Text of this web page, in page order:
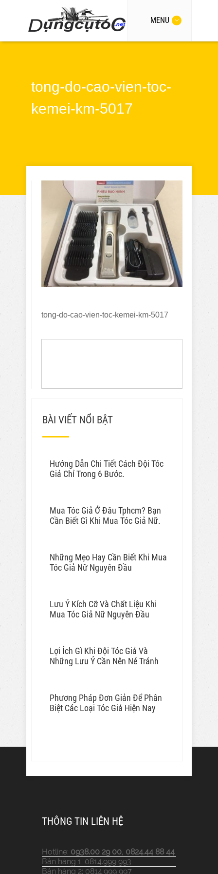
MENU
tong-do-cao-vien-toc-
kemei-km-5017
tong-do-cao-vien-toc-kemei-km-5017
BÀI VIẾT NỔI BẬT
Hướng Dẫn Chi Tiết Cách Đội Tóc
Giả Chỉ Trong 6 Bước.
Mua Tóc Giả Ở Đâu Tphcm? Bạn
Cần Biết Gì Khi Mua Tóc Giả Nữ.
Những Mẹo Hay Cần Biết Khi Mua
Tóc Giả Nữ Nguyên Đầu
Lưu Ý Kích Cỡ Và Chất Liệu Khi
Mua Tóc Giả Nữ Nguyên Đầu
Lợi Ích Gì Khi Đội Tóc Giả Và
Những Lưu Ý Cần Nên Né Tránh
Phương Pháp Đơn Giản Để Phân
Biệt Các Loại Tóc Giả Hiện Nay
THÔNG TIN LIÊN HỆ
Hotline: 0938.00 29 00, 0824.44 88 44
Bán hàng 1: 0814.999 993
Bán hàng 2: 0814.999 997